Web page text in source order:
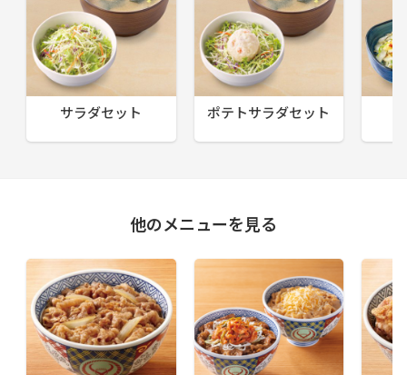
サラダセット ポテトサラダセット
他のメニューを見る